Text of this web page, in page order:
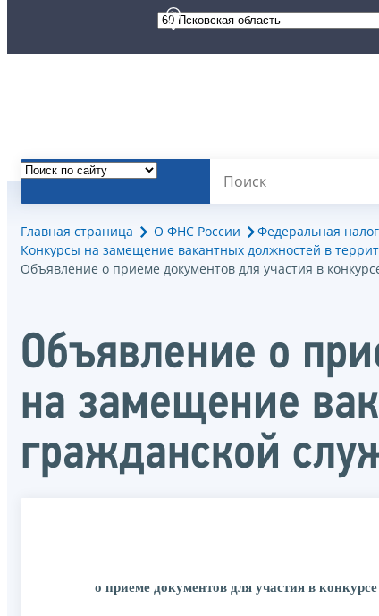
Главная страница О ФНС России Федеральная
Конкурсы на замещение вакантных должностей в
Объявление о приеме документов для участия в
Объявление о
на замещение
гражданской
о приеме документов для участия в